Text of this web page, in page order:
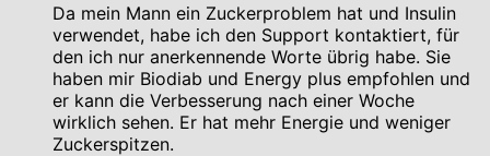
Da mein Mann ein Zuckerproblem hat und Insulin
verwendet, habe ich den Support kontaktiert, für
den ich nur anerkennende Worte übrig habe. Sie
haben mir Biodiab und Energy plus empfohlen und
er kann die Verbesserung nach einer Woche
wirklich sehen. Er hat mehr Energie und weniger
Zuckerspitzen.